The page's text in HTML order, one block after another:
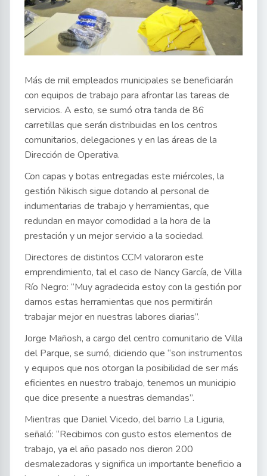
Más de mil empleados municipales se beneficiarán
con equipos de trabajo para afrontar las tareas de
servicios. A esto, se sumó otra tanda de 86
carretillas que serán distribuidas en los centros
comunitarios, delegaciones y en las áreas de la
Dirección de Operativa.
Con capas y botas entregadas este miércoles, la
gestión Nikisch sigue dotando al personal de
indumentarias de trabajo y herramientas, que
redundan en mayor comodidad a la hora de la
prestación y un mejor servicio a la sociedad.
Directores de distintos CCM valoraron este
emprendimiento, tal el caso de Nancy García, de Villa
Río Negro: “Muy agradecida estoy con la gestión por
darnos estas herramientas que nos permitirán
trabajar mejor en nuestras labores diarias”.
Jorge Mañosh, a cargo del centro comunitario de Villa
del Parque, se sumó, diciendo que “son instrumentos
y equipos que nos otorgan la posibilidad de ser más
eficientes en nuestro trabajo, tenemos un municipio
que dice presente a nuestras demandas”.
Mientras que Daniel Vicedo, del barrio La Liguria,
señaló: “Recibimos con gusto estos elementos de
trabajo, ya el año pasado nos dieron 200
desmalezadoras y significa un importante beneficio a